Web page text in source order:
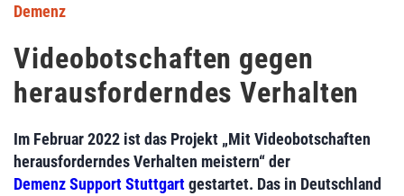
Demenz
Videobotschaften gegen
herausforderndes Verhalten
Im Februar 2022 ist das Projekt „Mit Videobotschaften
herausforderndes Verhalten meistern“ der
Demenz Support Stuttgartgestartet. Das in Deutschland